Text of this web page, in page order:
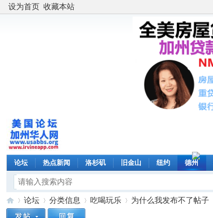
设为首页 收藏本站
论坛 热点新闻 洛杉矶 旧金山 纽约 德州
论坛 分类信息 吃喝玩乐 为什么我发布不了帖子